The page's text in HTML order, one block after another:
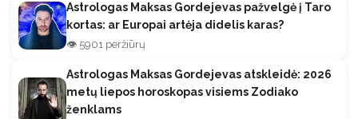
Astrologas Maksas Gordejevas pažvelgė į Taro
kortas: ar Europai artėja didelis karas?
👁️ 5901 peržiūrų
Astrologas Maksas Gordejevas atskleidė: 2026
metų liepos horoskopas visiems Zodiako
ženklams